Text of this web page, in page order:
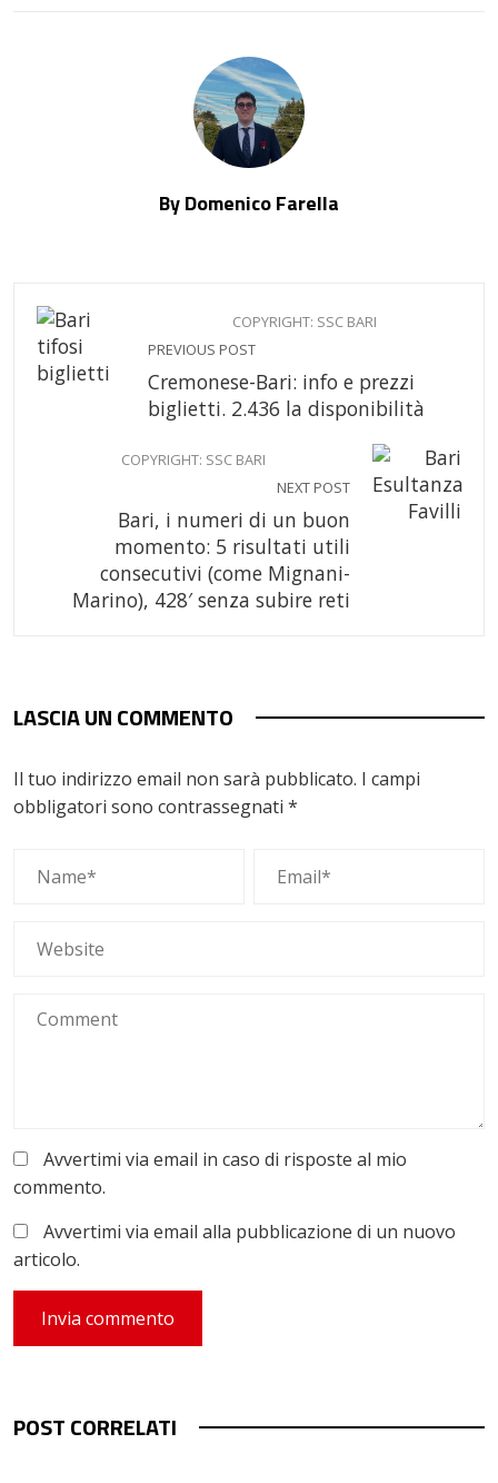
By Domenico Farella
COPYRIGHT: SSC BARI
PREVIOUS POST
Cremonese-Bari: info e prezzi
biglietti. 2.436 la disponibilità
COPYRIGHT: SSC BARI
NEXT POST
Bari, i numeri di un buon
momento: 5 risultati utili
consecutivi (come Mignani-
Marino), 428′ senza subire reti
LASCIA UN COMMENTO
Il tuo indirizzo email non sarà pubblicato. I campi
obbligatori sono contrassegnati *
Avvertimi via email in caso di risposte al mio
commento.
Avvertimi via email alla pubblicazione di un nuovo
articolo.
POST CORRELATI